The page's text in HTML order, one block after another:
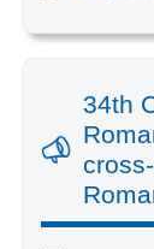
34th